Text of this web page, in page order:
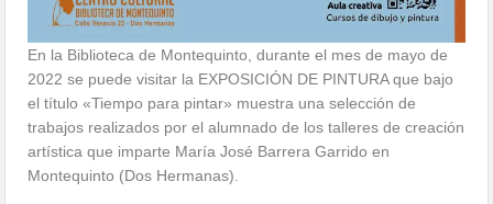
En la Biblioteca de Montequinto, durante el mes de mayo de
2022 se puede visitar la EXPOSICIÓN DE PINTURA que bajo
el título «Tiempo para pintar» muestra una selección de
trabajos realizados por el alumnado de los talleres de creación
artística que imparte María José Barrera Garrido en
Montequinto (Dos Hermanas).